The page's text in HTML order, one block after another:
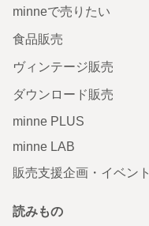
minneで売りたい
食品販売
ヴィンテージ販売
ダウンロード販売
minne PLUS
minne LAB
販売支援企画・イベント
読みもの